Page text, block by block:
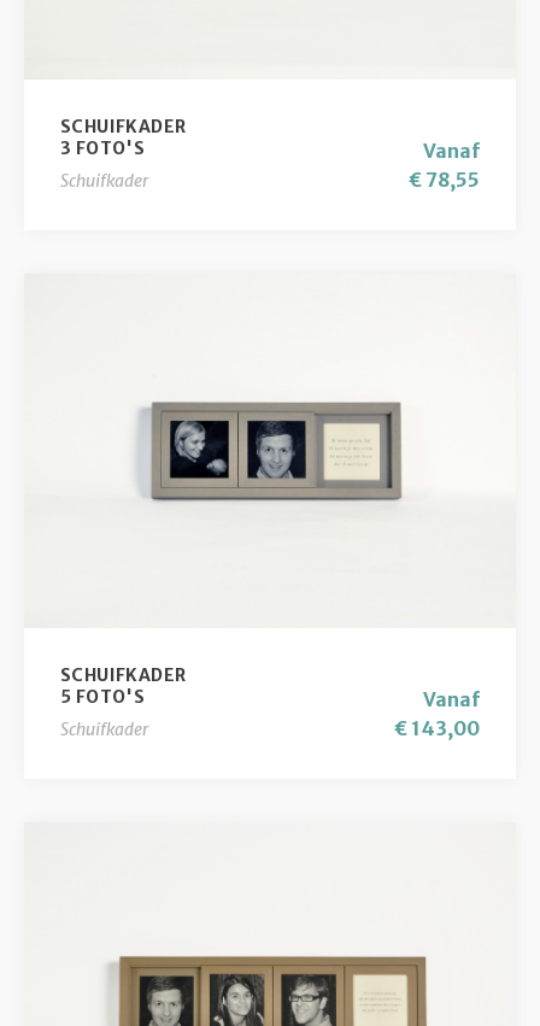
SCHUIFKADER
3 FOTO'S
Schuifkader
Vanaf
€ 78,55
SCHUIFKADER
5 FOTO'S
Schuifkader
Vanaf
€ 143,00